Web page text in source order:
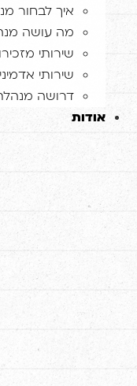
איך לבחור
מה עושה
שירותי
שירותי
דרושה
אודות